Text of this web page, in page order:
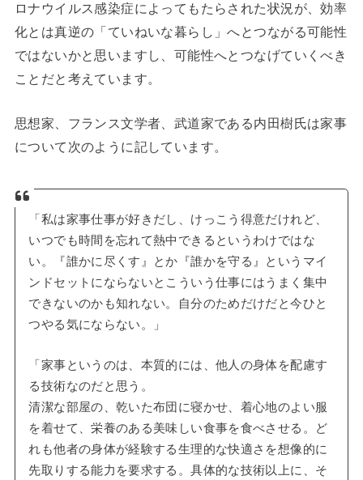
ロナウイルス感染症によってもたらされた状況が、効率
化とは真逆の「ていねいな暮らし」へとつながる可能性
ではないかと思いますし、可能性へとつなげていくべき
ことだと考えています。
思想家、フランス文学者、武道家である内田樹氏は家事
について次のように記しています。
「私は家事仕事が好きだし、けっこう得意だけれど、
いつでも時間を忘れて熱中できるというわけではな
い。『誰かに尽くす』とか『誰かを守る』というマイ
ンドセットにならないとこういう仕事にはうまく集中
できないのかも知れない。自分のためだけだと今ひと
つやる気にならない。」
「家事というのは、本質的には、他人の身体を配慮す
る技術なのだと思う。
清潔な部屋の、乾いた布団に寝かせ、着心地のよい服
を着せて、栄養のある美味しい食事を食べさせる。ど
れも他者の身体が経験する生理的な快適さを想像的に
先取りする能力を要求する。具体的な技術以上に、そ